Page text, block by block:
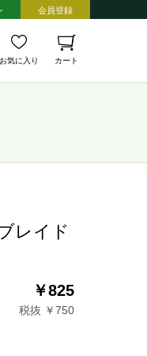
会員登録
お気に入り カート
レイド
￥825
税抜 ￥750